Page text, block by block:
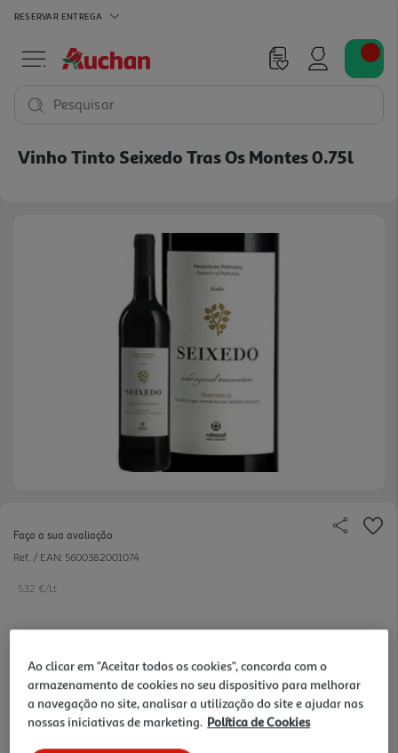
RESERVAR ENTREGA
Pesquisar
Vinho Tinto Seixedo Tras Os Montes 0.75l
Faça a sua avaliação
Ref. / EAN: 5600382001074
5.32 €/Lt
3,99 €
Notas de preparação
Ao clicar em "Aceitar todos os cookies", concorda com o
armazenamento de cookies no seu dispositivo para melhorar
a navegação no site, analisar a utilização do site e ajudar nas
nossas iniciativas de marketing. Política de Cookies